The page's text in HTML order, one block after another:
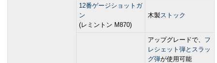
12番ゲージショットガ
ン
(レミントン M870)
木製ストック
アップグレードで、 フ
レシェット弾とスラッ
グ弾が使用可能